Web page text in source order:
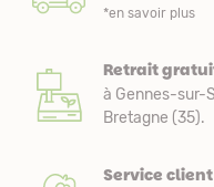
*en savoir plus
Retrait
à Gennes-sur-
Bretagne (35).
Service client